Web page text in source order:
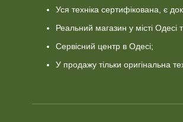
Уся техніка сертифікована, є
Реальний магазин у місті Одесі
Сервісний центр в Одесі;
У продажу тільки оригінальна